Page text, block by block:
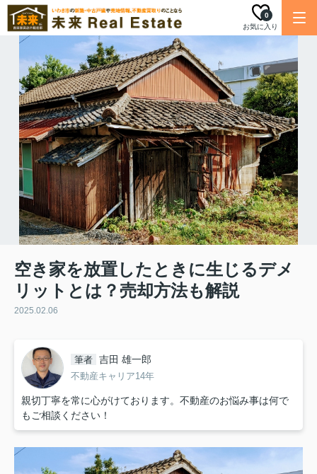
お気に入り
0
空き家を放置したときに生じるデメ
リットとは？売却方法も解説
2025.02.06
筆者 吉田 雄一郎
不動産キャリア14年
親切丁寧を常に心がけております。不動産のお悩み事は何で
もご相談ください！